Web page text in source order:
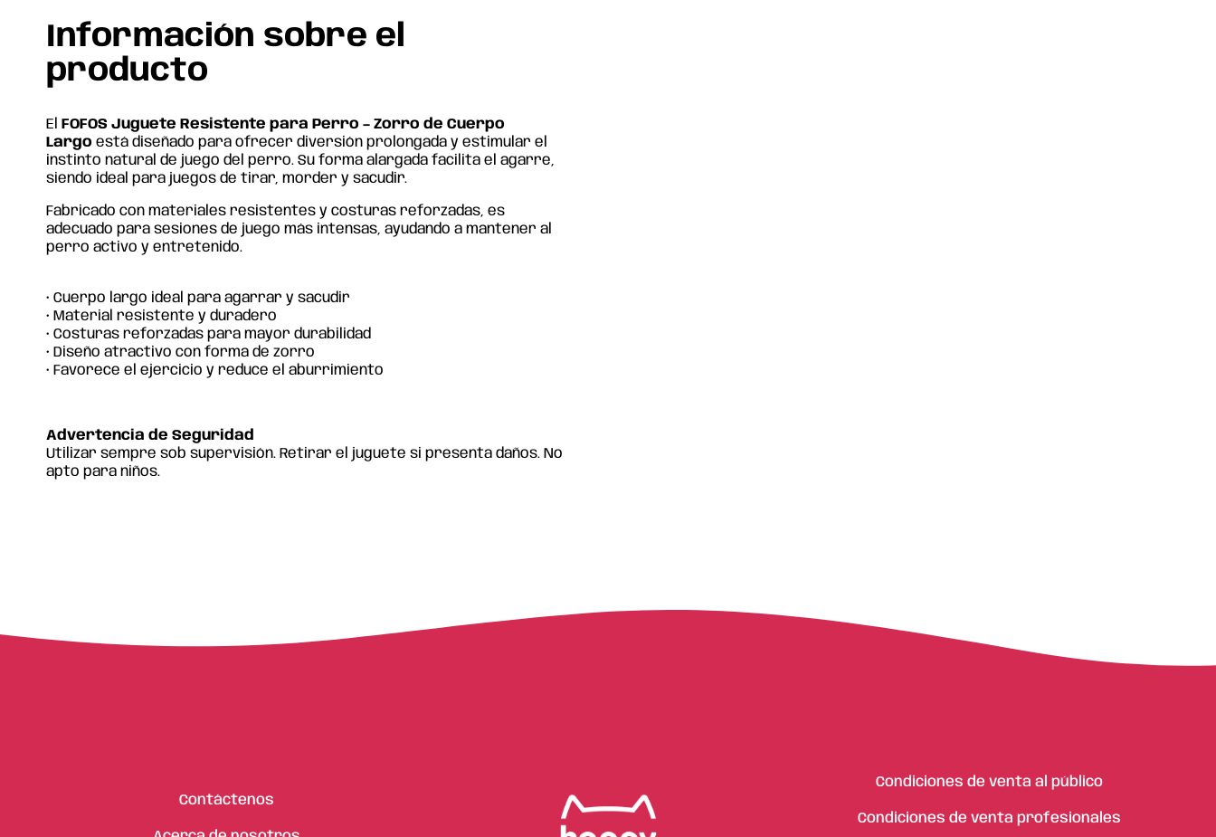
Información sobre el
producto
El FOFOS Juguete Resistente para Perro – Zorro de Cuerpo
Largo está diseñado para ofrecer diversión prolongada y estimular el
instinto natural de juego del perro. Su forma alargada facilita el agarre,
siendo ideal para juegos de tirar, morder y sacudir.
Fabricado con materiales resistentes y costuras reforzadas, es
adecuado para sesiones de juego más intensas, ayudando a mantener al
perro activo y entretenido.
• Cuerpo largo ideal para agarrar y sacudir
• Material resistente y duradero
• Costuras reforzadas para mayor durabilidad
• Diseño atractivo con forma de zorro
• Favorece el ejercicio y reduce el aburrimiento
Advertencia de Seguridad
Utilizar sempre sob supervisión. Retirar el juguete si presenta daños. No
apto para niños.
Contáctenos
Condiciones de venta al público
Condiciones de venta profesionales